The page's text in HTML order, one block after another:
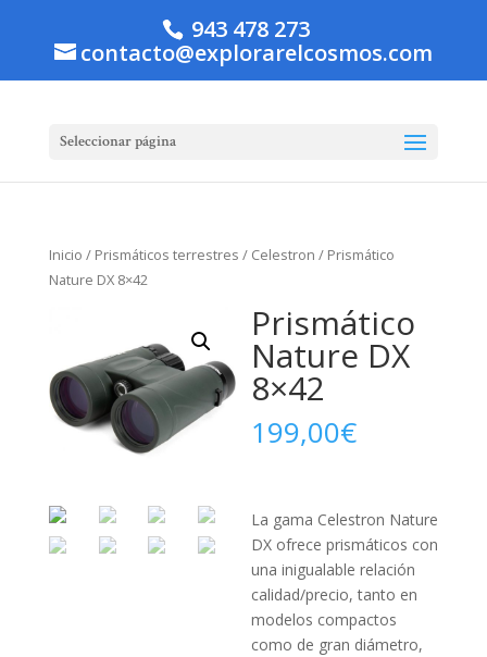
943 478 273
contacto@explorarelcosmos.com
Seleccionar página
Inicio / Prismáticos terrestres / Celestron / Prismático
Nature DX 8×42
Prismático
Nature DX
8×42
199,00€
La gama Celestron Nature
DX ofrece prismáticos con
una inigualable relación
calidad/precio, tanto en
modelos compactos
como de gran diámetro,